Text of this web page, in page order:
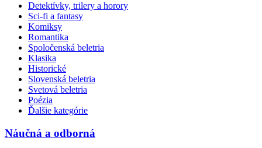
Detektívky, trilery a horory
Sci-fi a fantasy
Komiksy
Romantika
Spoločenská beletria
Klasika
Historické
Slovenská beletria
Svetová beletria
Poézia
Ďalšie kategórie
Náučná a odborná